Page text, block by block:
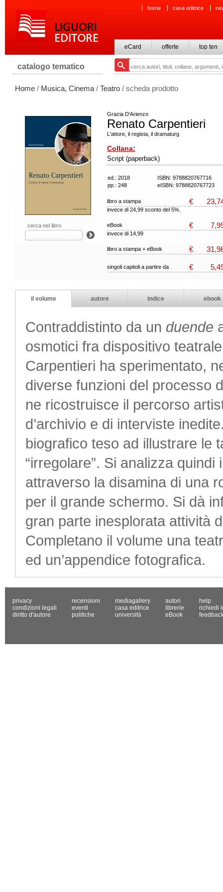
home casa editrice
eCard offerte top ten
catalogo tematico
Home / Musica, Cinema / Teatro / scheda prodotto
cerca nel libro
Grazia D'Arienzo
Renato Carpentieri
L'attore, il regista, il dramaturg
Collana:
Script (paperback)
ed.: 2018
ISBN: 9788820767716
pp.: 248
eISBN: 9788820767723
libro a stampa €
invece di 24,99 sconto del 5%.
eBook €
invece di 14,99
libro a stampa + eBook €
singoli capitoli a partire da €
il volume autore indice ebook
Contraddistinto da un duende
osmotici fra dispositivo
Carpentieri ha sperimentato,
diverse funzioni del processo
ne ricostruisce il percorso
d’archivio e di interviste
biografico teso ad illustrare le
“irregolare”. Si analizza
attraverso la disamina di una
per il grande schermo. Si dà
gran parte inesplorata attività
Completano il volume una
ed un’appendice fotografica.
privacy
condizioni legali
diritto d'autore
recensioni
eventi
politiche
mediagallery
casa editrice
università
autori
librerie
eBook
help
richiedi